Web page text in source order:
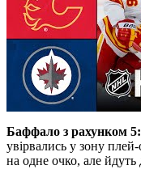
Баффало з рахунком
увірвались у зону
на одне очко, але